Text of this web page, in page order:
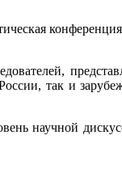
так и
научной